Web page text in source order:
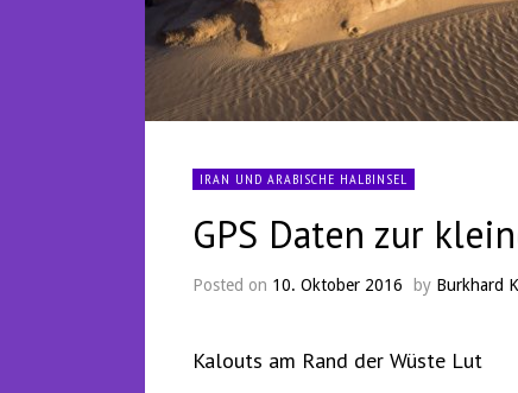
IRAN UND ARABISCHE HALBINSEL
GPS Daten zur
Posted on 10. Oktober 2016 by Burkhard
Kalouts am Rand der Wüste Lut